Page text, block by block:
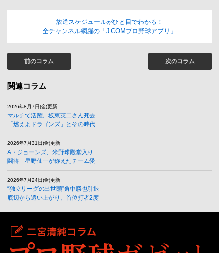
放送スケジュールがひと目でわかる！
全チャンネル網羅の「J:COMプロ野球アプリ」
前のコラム 次のコラム
関連コラム
2026年8月7日(金)更新
マルチで活躍。板東英二さん死去
「燃えよドラゴンズ」とその時代
2026年7月31日(金)更新
A・ジョーンズ、米野球殿堂入り
闘将・星野仙一が称えたチーム愛
2026年7月24日(金)更新
“独立リーグの出世頭”角中勝也引退
底辺から這い上がり、首位打者2度